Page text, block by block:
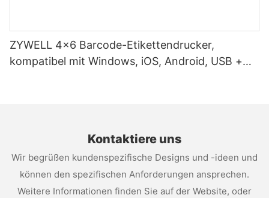
ZYWELL 4x6 Barcode-Etikettendrucker,
kompatibel mit Windows, iOS, Android, USB +
Kontaktiere uns
Wir begrüßen kundenspezifische Designs und -ideen und
können den spezifischen Anforderungen ansprechen.
Weitere Informationen finden Sie auf der Website, oder